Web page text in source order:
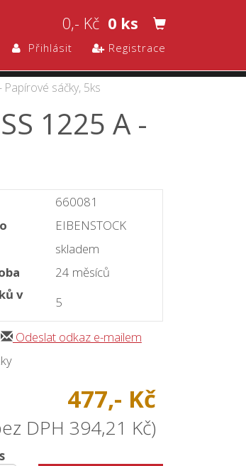
0,- Kč 0 ks
Přihlásit Registrace
Papírové sáčky, 5ks
1225 A -
660081
EIBENSTOCK
skladem
24 měsíců
v
5
Odeslat odkaz e-mailem
477,- Kč
DPH 394,21 Kč)